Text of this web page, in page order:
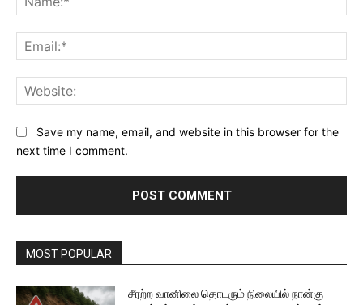
Save my name, email, and website in this browser for the
next time I comment.
MOST POPULAR
சீரற்ற வானிலை தொடரும் நிலையில் நான்கு